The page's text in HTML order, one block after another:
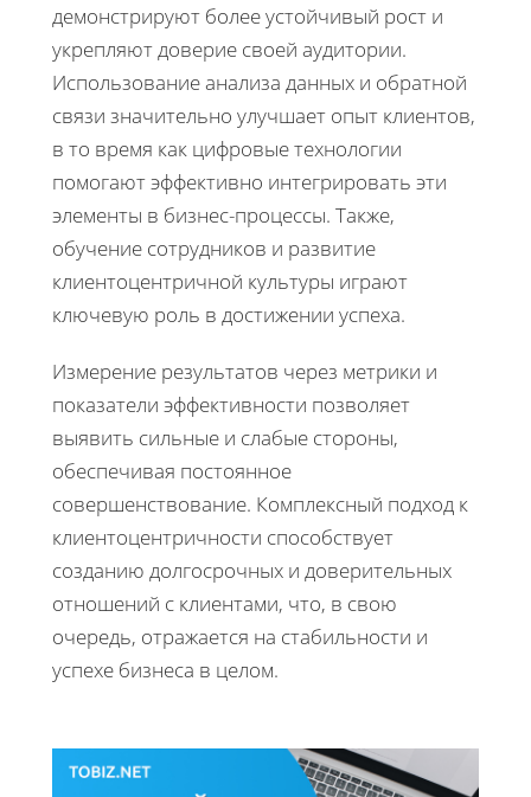
демонстрируют более устойчивый рост и
укрепляют доверие своей аудитории.
Использование анализа данных и обратной
связи значительно улучшает опыт клиентов,
в то время как цифровые технологии
помогают эффективно интегрировать эти
элементы в бизнес-процессы. Также,
обучение сотрудников и развитие
клиентоцентричной культуры играют
ключевую роль в достижении успеха.
Измерение результатов через метрики и
показатели эффективности позволяет
выявить сильные и слабые стороны,
обеспечивая постоянное
совершенствование. Комплексный подход к
клиентоцентричности способствует
созданию долгосрочных и доверительных
отношений с клиентами, что, в свою
очередь, отражается на стабильности и
успехе бизнеса в целом.